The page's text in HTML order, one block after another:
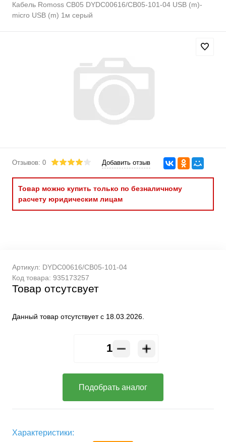
Кабель Romoss CB05 DYDC00616/CB05-101-04 USB (m)-
micro USB (m) 1м серый
Отзывов: 0 Добавить отзыв
Товар можно купить только по безналичному
расчету юридическим лицам
Артикул: DYDC00616/CB05-101-04
Код товара: 935173257
Товар отсутсвует
Данный товар отсутствует с 18.03.2026.
Подобрать аналог
Характеристики: